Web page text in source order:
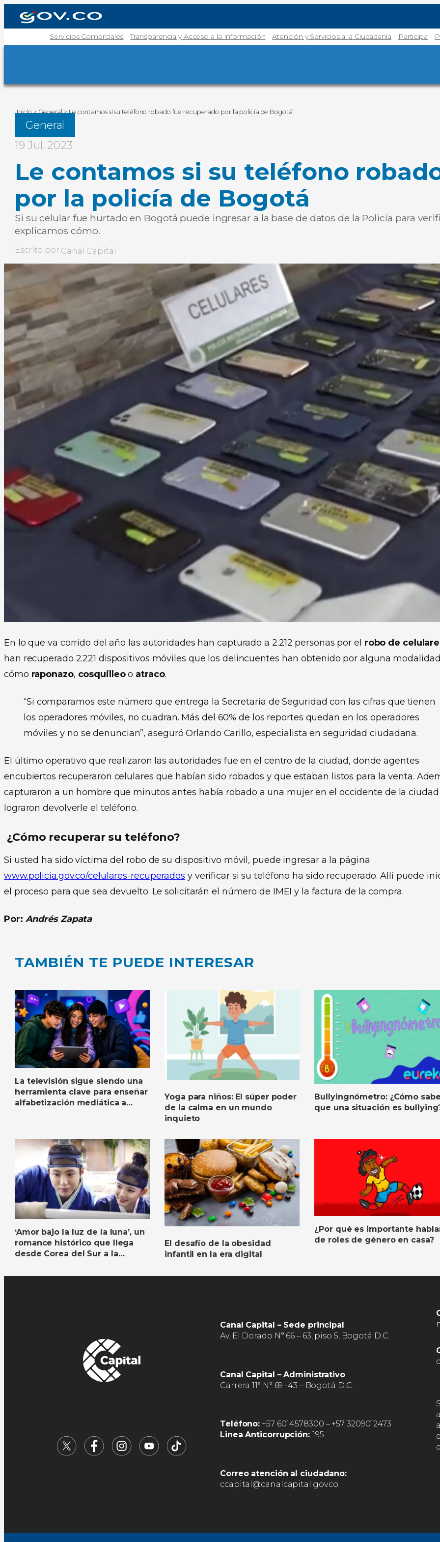
Servicios Comerciales Transparencia y Acceso a la Información Atención y Servicios a la Ciudadanía Participa
Inicio>General>Le contamos si su teléfono robado fue recuperado por la policía de Bogotá
General
19 Jul. 2023
Le contamos si su teléfono
por la policía de Bogotá
Si su celular fue hurtado en Bogotá puede ingresar a la base de datos de la Policía para
explicamos cómo.
Escrito por:Canal Capital
En lo que va corrido del año las autoridades han capturado a 2.212 personas por el robo de
han recuperado 2.221 dispositivos móviles que los delincuentes han obtenido por alguna
cómo raponazo, cosquilleoo atraco.
“Si comparamos este número que entrega la Secretaría de Seguridad con las cifras que tienen
los operadores móviles, no cuadran. Más del 60% de los reportes quedan en los operadores
móviles y no se denuncian”, aseguró Orlando Carillo, especialista en seguridad ciudadana.
El último operativo que realizaron las autoridades fue en el centro de la ciudad, donde agentes
encubiertos recuperaron celulares que habían sido robados y que estaban listos para la venta.
capturaron a un hombre que minutos antes había robado a una mujer en el occidente de la
lograron devolverle el teléfono.
¿Cómo recuperar su teléfono?
Si usted ha sido víctima del robo de su dispositivo móvil, puede ingresar a la página
www.policia.gov.co/celulares-recuperados y verificar si su teléfono ha sido recuperado. Allí puede
el proceso para que sea devuelto. Le solicitarán el número de IMEI y la factura de la compra.
Por: Andrés Zapata
TAMBIÉN TE PUEDE INTERESAR
La televisión sigue siendo una
herramienta clave para enseñar
alfabetización mediática a
Yoga para niños: El súper poder
de la calma en un mundo
inquieto
Bullyingnómetro: ¿Cómo
que una situación es
‘Amor bajo la luz de la luna’, un
romance histórico que llega
desde Corea del Sur a la
El desafío de la obesidad
infantil en la era digital
¿Por qué es importante
de roles de género en casa?
Canal Capital – Sede principal
Av. El Dorado N° 66 – 63, piso 5, Bogotá D.C.
Canal Capital – Administrativo
Carrera 11ª N° 69 -43 – Bogotá D.C.
Teléfono: +57 6014578300 – +57 3209012473
Linea Anticorrupción: 195
Correo atención al ciudadano:
ccapital@canalcapital.gov.co